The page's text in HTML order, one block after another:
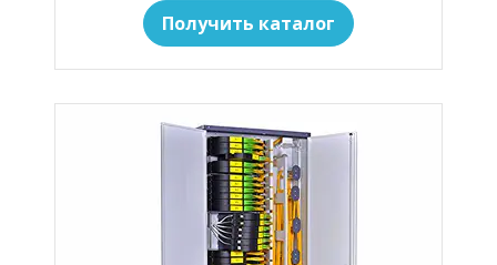
Получить каталог